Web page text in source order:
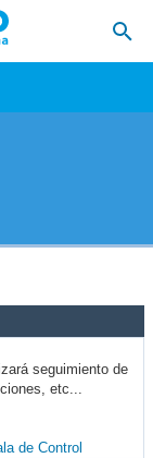
seguimiento de
etc...
de Control